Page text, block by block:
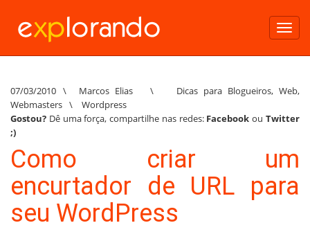
07/03/2010 \ Marcos Elias \ Dicas para Blogueiros,Web,
Webmasters \
Wordpress
Gostou? Dê uma força, compartilhe nas redes: Facebook ouTwitter
;)
Como criar um
encurtador de URL para
seu WordPress